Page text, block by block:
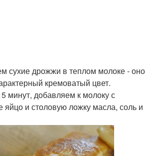
сухие дрожжи в теплом молоке - оно
кремоватый цвет.
минут, добавляем к молоку с
и столовую ложку масла, соль и